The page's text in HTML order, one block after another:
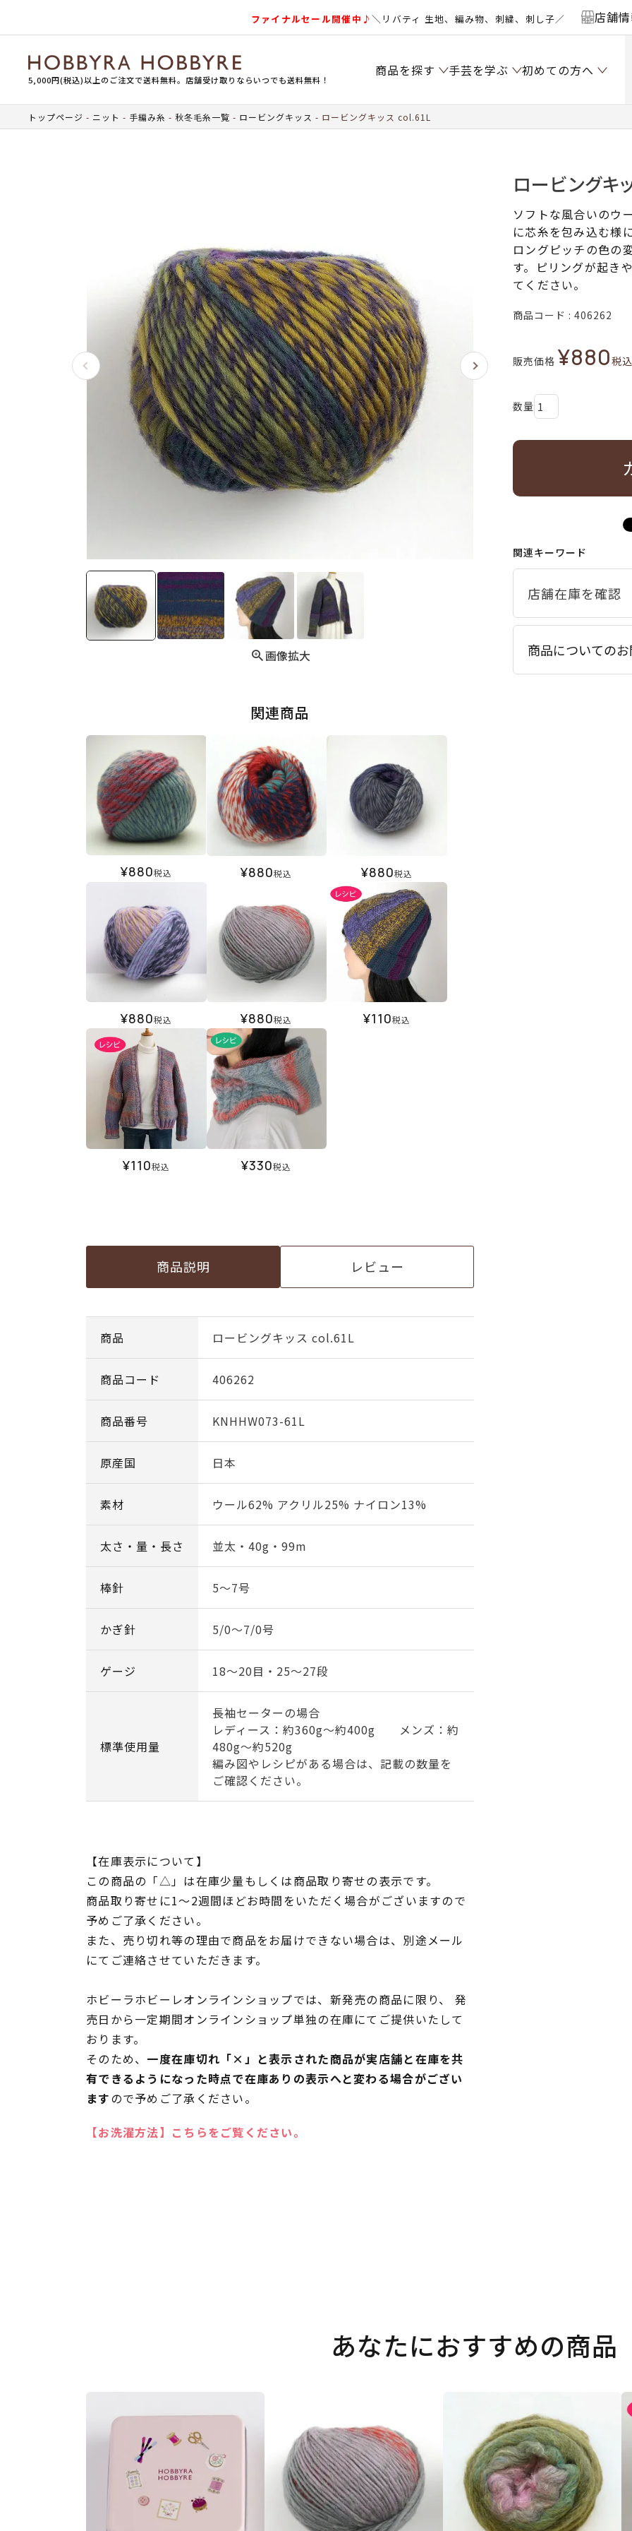
ファイナルセール開催中♪＼リバティ 生地、編み物、刺繍、刺し子／ 店舗
5,000円(税込)以上のご注文で送料無料。店舗受け取りならいつでも送料無料！
商品を探す 手芸を学ぶ 初めての方へ
トップページ ニット 手編み糸 秋冬毛糸一覧 ロービングキッス ロービングキッス col.61L
画像拡大
関連商品
¥880税込 ¥880税込 ¥880税込
¥880税込 ¥880税込 ¥110税込
¥110税込 ¥330税込
商品説明 レビュー
商品 ロービングキッス col.61L
商品コード 406262
商品番号 KNHHW073-61L
原産国 日本
素材 ウール62% アクリル25% ナイロン13%
太さ・量・長さ 並太・40g・99m
棒針 5～7号
かぎ針 5/0～7/0号
ゲージ 18～20目・25～27段
標準使用量
長袖セーターの場合
レディース：約360g～約400g メンズ：約
480g～約520g
編み図やレシピがある場合は、記載の数量を
ご確認ください。
【在庫表示について】
この商品の「△」は在庫少量もしくは商品取り寄せの表示です。
商品取り寄せに1～2週間ほどお時間をいただく場合がございますので
予めご了承ください。
また、売り切れ等の理由で商品をお届けできない場合は、別途メール
にてご連絡させていただきます。
ホビーラホビーレオンラインショップでは、新発売の商品に限り、 発
売日から一定期間オンラインショップ単独の在庫にてご提供いたして
おります。
そのため、 一度在庫切れ「×」と表示された商品が実店舗と在庫を共
有できるようになった時点で在庫ありの表示へと変わる場合がござい
ますので予めご了承ください。
【お洗濯方法】こちらをご覧ください。
ロービングキ
ソフトな風合いのウ
に芯糸を包み込む様
ロングピッチの色の
す。ピリングが起き
てください。
商品コード 406262
販売価格 ¥880税込
関連キーワード
商品についての
あなたにおすすめの商品